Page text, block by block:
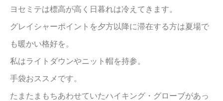
ヨセミテは標高が高く日暮れは冷えてきます。
グレイシャーポイントを夕方以降に滞在する方は夏場で
も暖かい格好を。
私はライトダウンやニット帽を持参。
手袋おススメです。
たまたまもちあわせていたハイキング・グローブがあっ